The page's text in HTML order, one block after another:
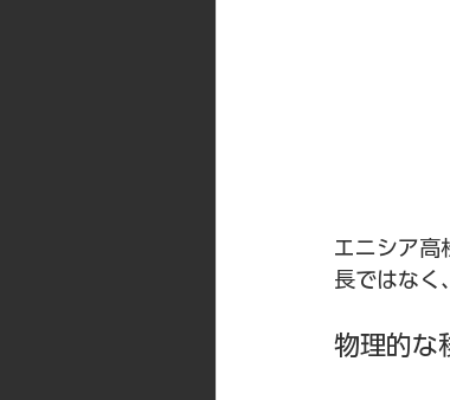
エニシア高
長ではなく
物理的な